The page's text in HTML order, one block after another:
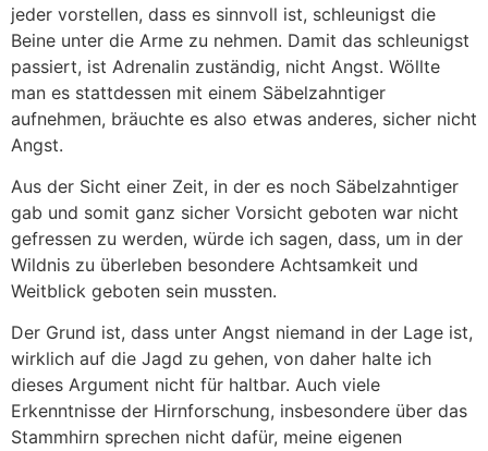
jeder vorstellen, dass es sinnvoll ist, schleunigst die
Beine unter die Arme zu nehmen. Damit das schleunigst
passiert, ist Adrenalin zuständig, nicht Angst. Wöllte
man es stattdessen mit einem Säbelzahntiger
aufnehmen, bräuchte es also etwas anderes, sicher nicht
Angst.
Aus der Sicht einer Zeit, in der es noch Säbelzahntiger
gab und somit ganz sicher Vorsicht geboten war nicht
gefressen zu werden, würde ich sagen, dass, um in der
Wildnis zu überleben besondere Achtsamkeit und
Weitblick geboten sein mussten.
Der Grund ist, dass unter Angst niemand in der Lage ist,
wirklich auf die Jagd zu gehen, von daher halte ich
dieses Argument nicht für haltbar. Auch viele
Erkenntnisse der Hirnforschung, insbesondere über das
Stammhirn sprechen nicht dafür, meine eigenen